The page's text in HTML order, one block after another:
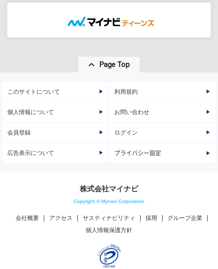
Page Top
このサイトについて 利用規約
個人情報について お問い合わせ
会員登録 ログイン
広告表示について プライバシー設定
株式会社マイナビ
Copyright © Mynavi Corporation
会社概要 アクセス サスティナビリティ 採用
グループ企業
個人情報保護方針